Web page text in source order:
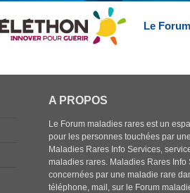
Le
A PROPOS
Le Forum maladies rares est un
pour les personnes touchées par
Maladies Rares Info Services,
maladies rares. Maladies Rares
concernées par une maladie rare
téléphone, mail, sur le Forum